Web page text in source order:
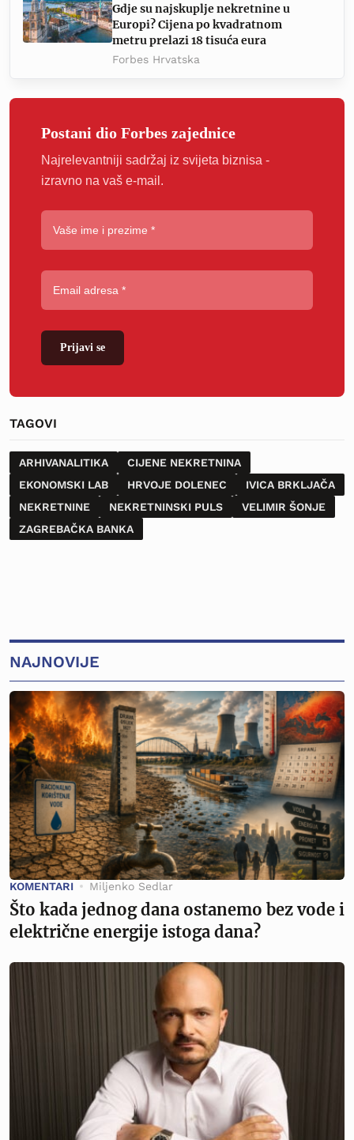
Gdje su najskuplje nekretnine u
Europi? Cijena po kvadratnom
metru prelazi 18 tisuća eura
Forbes Hrvatska
Postani dio Forbes zajednice
Najrelevantniji sadržaj iz svijeta biznisa -
izravno na vaš e-mail.
Prijavi se
TAGOVI
ARHIVANALITIKA
CIJENE NEKRETNINA
EKONOMSKI LAB
HRVOJE DOLENEC
IVICA BRKLJAČA
NEKRETNINE
NEKRETNINSKI PULS
VELIMIR ŠONJE
ZAGREBAČKA BANKA
NAJNOVIJE
KOMENTARI Miljenko Sedlar
Što kada jednog dana ostanemo bez vode i
električne energije istoga dana?